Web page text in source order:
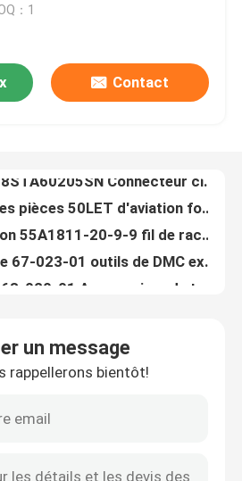
en série de
：1
Contact
Pièces 8STA01098SN MIL Spec Connector Socket circulaire (femelle) d'aviation
L'aviation partie 67-023-01 outils de DMC examinent le poids d'accessoire 0,799999 onces
Aviation Parts 68-020-01 Accessoires de test DMC TOOLS Poids unitaire 0,799999 oz
L'aviation partie 68-023-01 OUTILS de DMC examinent le poids d'accessoire 0,799999 onces
un message
rappellerons bientôt!